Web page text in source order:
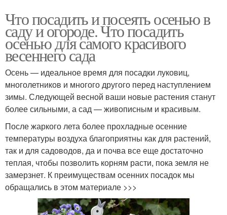
Что посадить и посеять осенью в
саду и огороде. Что посадить
осенью для самого красивого
весеннего сада
Осень — идеальное время для посадки луковиц,
многолетников и многого другого перед наступлением
зимы. Следующей весной ваши новые растения станут
более сильными, а сад — живописным и красивым.
После жаркого лета более прохладные осенние
температуры воздуха благоприятны как для растений,
так и для садоводов, да и почва все еще достаточно
теплая, чтобы позволить корням расти, пока земля не
замерзнет. К преимуществам осенних посадок мы
обращались в этом материале >>>